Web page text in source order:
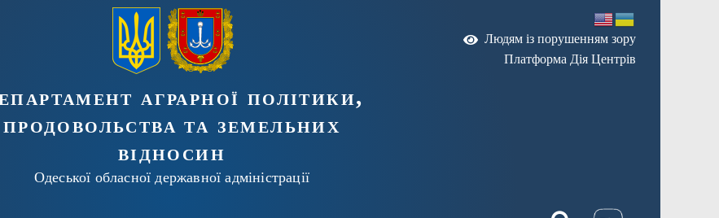
аграрної політики,
продовольства та земельних
відносин
Одеської обласної державної адміністрації
Людям із порушенням зору
Платформа Дія Центрів